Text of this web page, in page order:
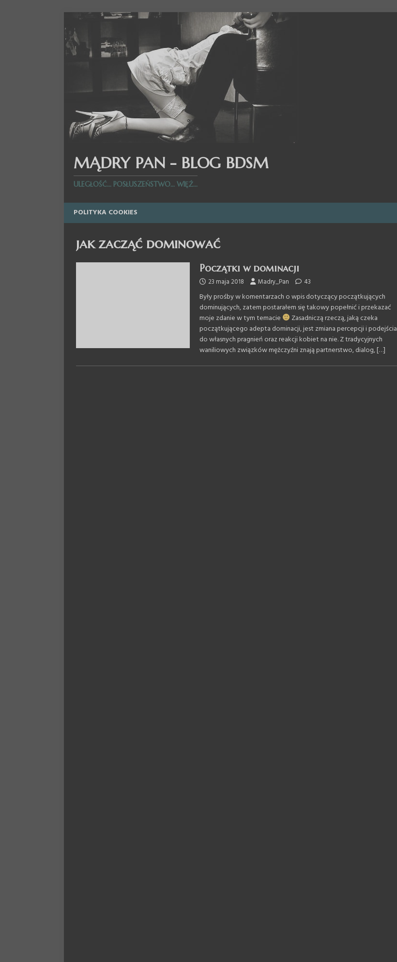
MĄDRY PAN - BLOG BDSM
ULEGŁOŚĆ... POSŁUSZEŃSTWO... WIĘŹ...
POLITYKA COOKIES
jak zacząć dominować
Początki w dominacji
23 maja 2018 Madry_Pan 43
Były prośby w komentarzach o wpis dotyczący początkujących
dominujących, zatem postarałem się takowy popełnić i przekazać
moje zdanie w tym temacie
Zasadniczą rzeczą, jaką czeka
początkującego adepta dominacji, jest zmiana percepcji i podejścia
do własnych pragnień oraz reakcji kobiet na nie. Z tradycyjnych
waniliowych związków mężczyźni znają partnerstwo, dialog,[…]